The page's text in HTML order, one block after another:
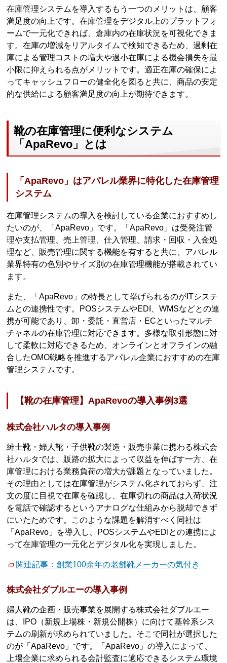
在庫管理システムを導入するもう一つのメリットは、顧客
満足度の向上です。在庫管理をデジタル上のプラットフォ
ームで一元化できれば、倉庫内の在庫状況を可視化できま
す。在庫の増減をリアルタイムで検知できるため、過剰在
庫による管理コストの増大や過小在庫による機会損失を最
小限に抑えられる点がメリットです。適正在庫の確保によ
ってキャッシュフローの健全化を図ると共に、商品の安定
的な供給による顧客満足度の向上が期待できます。
靴の在庫管理に便利なシステム
「ApaRevo」とは
「ApaRevo」はアパレル業界に特化した在庫管理
システム
在庫管理システムの導入を検討している企業におすすめし
たいのが、「ApaRevo」です。「ApaRevo」は受発注管
理や支払管理、売上管理、仕入管理、請求・回収・入金処
理など、販売管理に関する機能を有すると共に、アパレル
業界特有の色別やサイズ別の在庫管理機能が搭載されてい
ます。
また、「ApaRevo」の特長として挙げられるのがITシステ
ムとの連携性です。POSシステムやEDI、WMSなどとの連
携が可能であり、卸・委託・直営店・ECといったマルチ
チャネルの在庫管理に対応できます。多様な取引形態に対
して柔軟に対応できるため、オンラインとオフラインの融
合したOMO戦略を推進するアパレル企業におすすめの在庫
管理システムです。
【靴の在庫管理】ApaRevoの導入事例3選
株式会社ハルタの導入事例
紳士靴・婦人靴・子供靴の製造・販売事業に携わる株式会
社ハルタでは、販路の拡大によって収益を伸ばす一方、在
庫管理における業務負荷の増大が課題となっていました。
その理由としては在庫管理がシステム化されておらず、注
文の度に目視で在庫を確認し、在庫切れの商品は入荷状況
を電話で確認するというアナログな仕組みから脱却できず
にいたためです。このような課題を解消すべく同社は
「ApaRevo」を導入し、POSシステムやEDIとの連携によ
って在庫管理の一元化とデジタル化を実現しました。
関連記事：創業100余年の老舗靴メーカーの気付き
株式会社ダブルエーの導入事例
婦人靴の企画・販売事業を展開する株式会社ダブルエー
は、IPO（新規上場株・新規公開株）に向けて基幹系シス
テムの刷新が求められていました。そこで同社が選択した
のが「ApaRevo」です。「ApaRevo」の導入によって、
上場企業に求められる会計監査に適応できるシステム環境